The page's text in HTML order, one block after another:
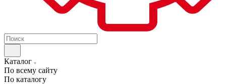
Каталог
По всему сайту
По каталогу